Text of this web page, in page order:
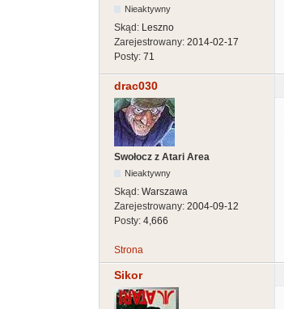
Nieaktywny
Skąd: Leszno
Zarejestrowany: 2014-02-17
Posty: 71
drac030
Swołocz z Atari Area
Nieaktywny
Skąd: Warszawa
Zarejestrowany: 2004-09-12
Posty: 4,666
Strona
Sikor